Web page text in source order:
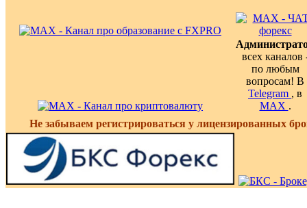
всех каналов
по любым
вопросам! В
Telegram , в
MAX .
Не забываем регистрироваться у лицензированных